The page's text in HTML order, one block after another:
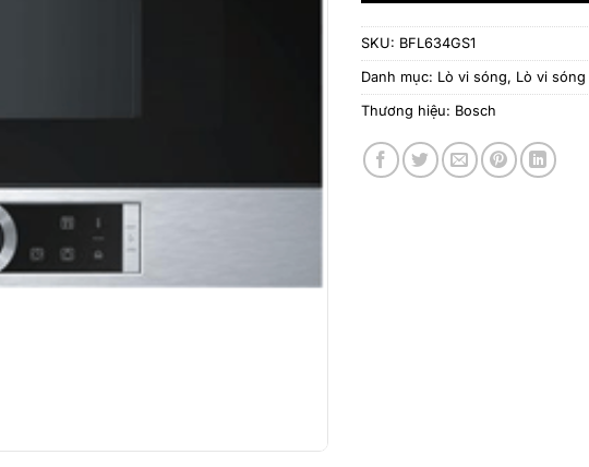
SKU: BFL634GS1
Danh mục: Lò vi sóng, Lò vi sóng
Thương hiệu: Bosch